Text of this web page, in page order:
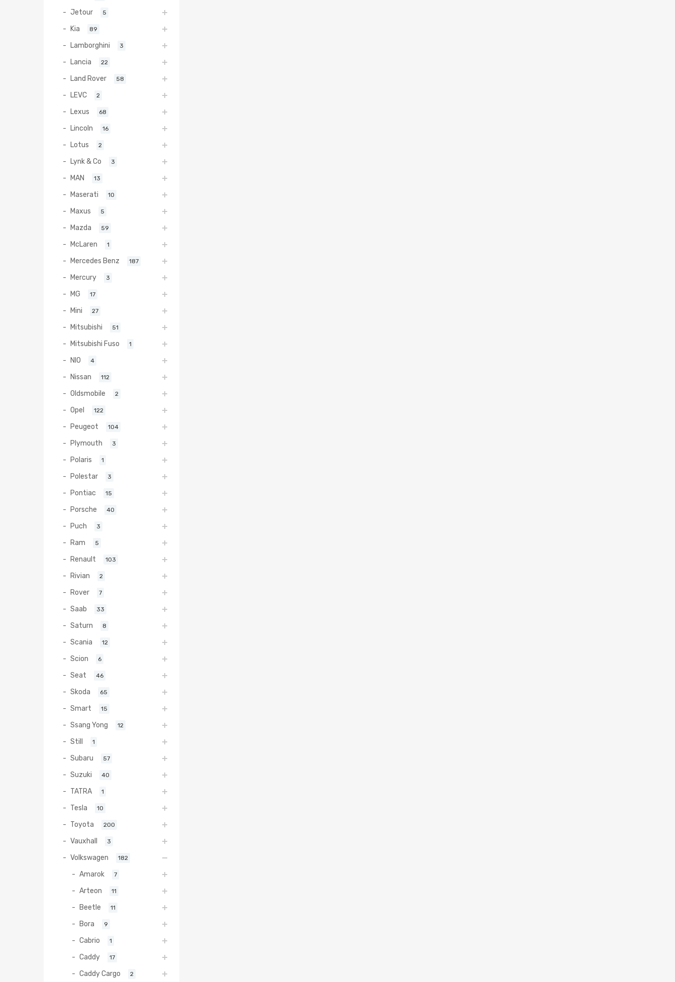
Jetour 5
Kia 89
Lamborghini 3
Lancia 22
Land Rover 58
LEVC 2
Lexus 68
Lincoln 16
Lotus 2
Lynk & Co 3
MAN 13
Maserati 10
Maxus 5
Mazda 59
McLaren 1
Mercedes Benz 187
Mercury 3
MG 17
Mini 27
Mitsubishi 51
Mitsubishi Fuso 1
NIO 4
Nissan 112
Oldsmobile 2
Opel 122
Peugeot 104
Plymouth 3
Polaris 1
Polestar 3
Pontiac 15
Porsche 40
Puch 3
Ram 5
Renault 103
Rivian 2
Rover 7
Saab 33
Saturn 8
Scania 12
Scion 6
Seat 46
Skoda 65
Smart 15
Ssang Yong 12
Still 1
Subaru 57
Suzuki 40
TATRA 1
Tesla 10
Toyota 200
Vauxhall 3
Volkswagen 182
Amarok 7
Arteon 11
Beetle 11
Bora 9
Cabrio 1
Caddy 17
Caddy Cargo 2